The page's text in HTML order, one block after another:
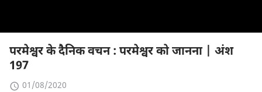
परमेश्वर के दैनिक वचन : परमेश्वर को जानना | अंश
197
01/08/2020